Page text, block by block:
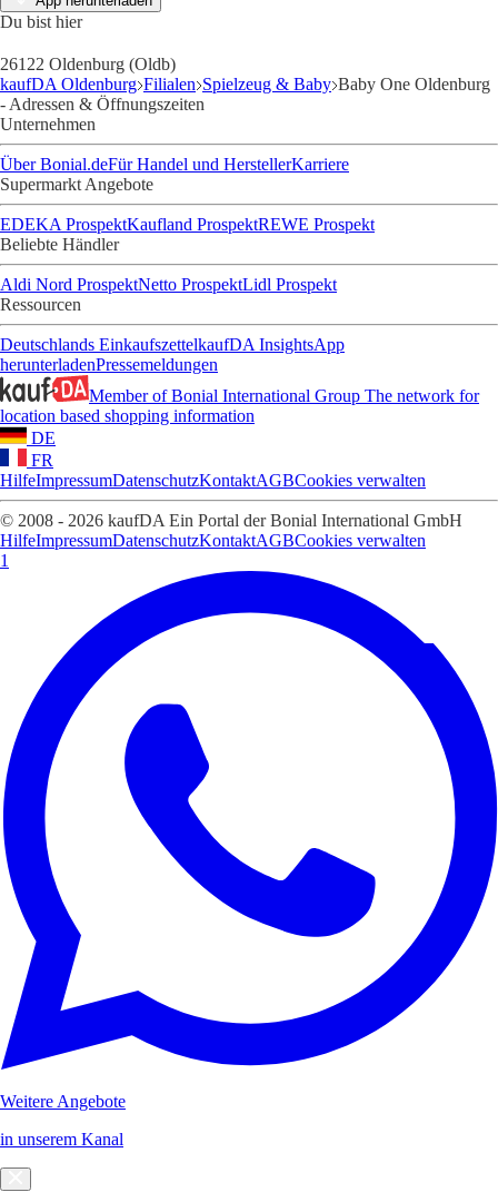
Du bist hier
26122 Oldenburg (Oldb)
kaufDA Oldenburg Filialen Spielzeug & Baby Baby One Oldenburg
- Adressen & Öffnungszeiten
Unternehmen
Über Bonial.deFür Handel und HerstellerKarriere
Supermarkt Angebote
EDEKA ProspektKaufland ProspektREWE Prospekt
Beliebte Händler
Aldi Nord ProspektNetto ProspektLidl Prospekt
Ressourcen
Deutschlands EinkaufszettelkaufDA InsightsApp
herunterladenPressemeldungen
Member of Bonial International Group The network for
location based shopping information
DE
FR
HilfeImpressumDatenschutzKontaktAGBCookies verwalten
© 2008 - 2026 kaufDA Ein Portal der Bonial International GmbH
HilfeImpressumDatenschutzKontaktAGBCookies verwalten
1
Weitere Angebote
in unserem Kanal